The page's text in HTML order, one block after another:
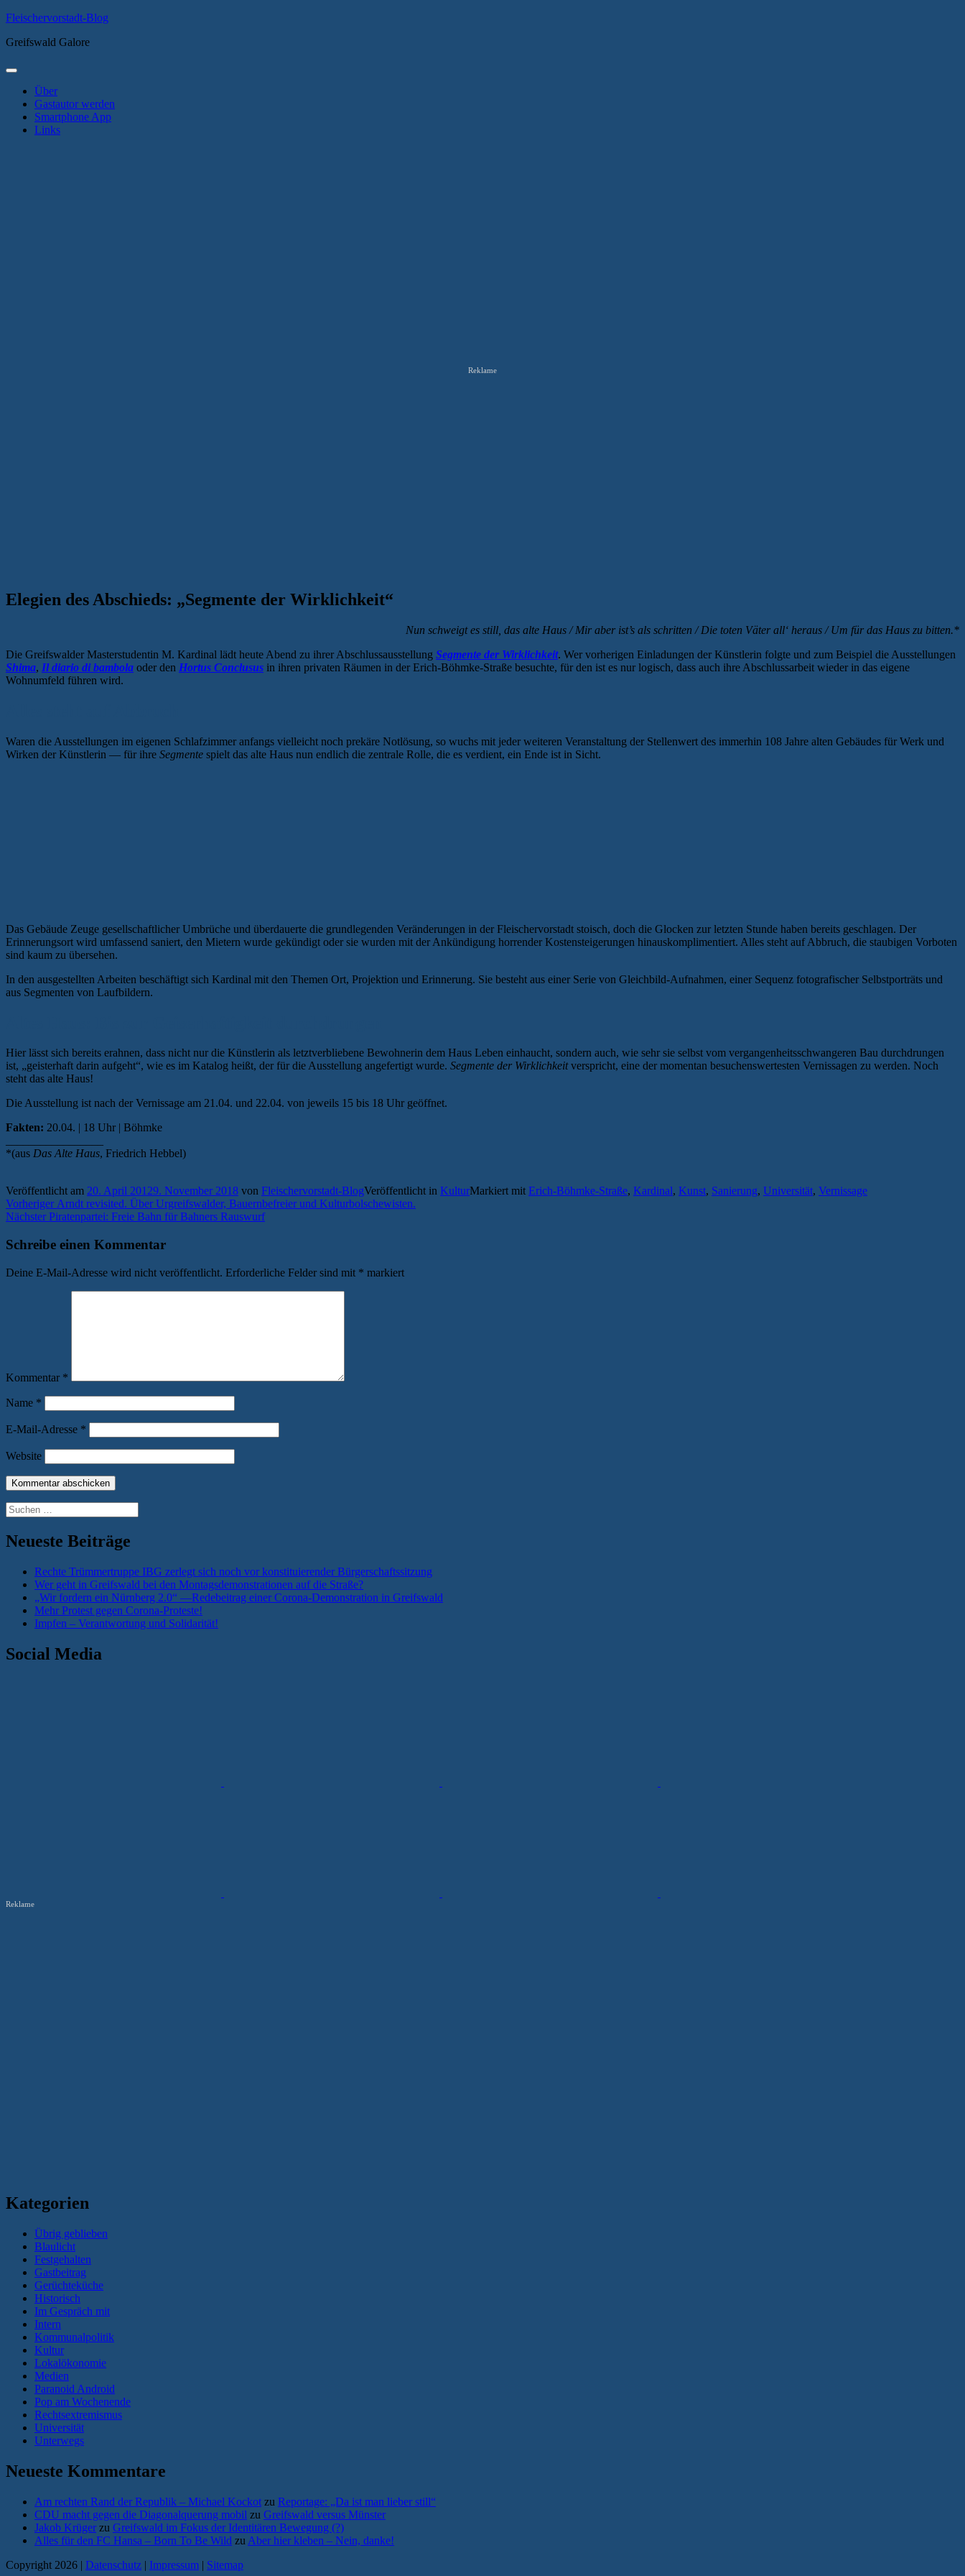
Zum
springen
Fleischervorstadt-Blog
Greifswald Galore
Primäres
Über
Gastautor werden
Smartphone App
Links
Reklame
Elegien des Abschieds: „Segmente der Wirklichkeit“
Nun schweigt es still, das alte Haus / Mir aber ist’s als schritten / Die toten Väter all‘ heraus / Um für das Haus zu bitten.*
Die Greifswalder Masterstudentin M. Kardinal lädt heute Abend zu ihrer Abschlussausstellung Segmente der Wirklichkeit. Wer vorherigen Einladungen der Künstlerin folgte und zum Beispiel die Ausstellungen
Shima, Il diario di bambola oder den Hortus Conclusus in ihren privaten Räumen in der Erich-Böhmke-Straße besuchte, für den ist es nur logisch, dass auch ihre Abschlussarbeit wieder in das eigene
Wohnumfeld führen wird.
Waren die Ausstellungen im eigenen Schlafzimmer anfangs vielleicht noch prekäre Notlösung, so wuchs mit jeder weiteren Veranstaltung der Stellenwert des immerhin 108 Jahre alten Gebäudes für Werk und
Wirken der Künstlerin — für ihre Segmente spielt das alte Haus nun endlich die zentrale Rolle, die es verdient, ein Ende ist in Sicht.
Das Gebäude Zeuge gesellschaftlicher Umbrüche und überdauerte die grundlegenden Veränderungen in der Fleischervorstadt stoisch, doch die Glocken zur letzten Stunde haben bereits geschlagen. Der
Erinnerungsort wird umfassend saniert, den Mietern wurde gekündigt oder sie wurden mit der Ankündigung horrender Kostensteigerungen hinauskomplimentiert. Alles steht auf Abbruch, die staubigen Vorboten
sind kaum zu übersehen.
In den ausgestellten Arbeiten beschäftigt sich Kardinal mit den Themen Ort, Projektion und Erinnerung. Sie besteht aus einer Serie von Gleichbild-Aufnahmen, einer Sequenz fotografischer Selbstporträts und
aus Segmenten von Laufbildern.
Hier lässt sich bereits erahnen, dass nicht nur die Künstlerin als letztverbliebene Bewohnerin dem Haus Leben einhaucht, sondern auch, wie sehr sie selbst vom vergangenheitsschwangeren Bau durchdrungen
ist, „geisterhaft darin aufgeht“, wie es im Katalog heißt, der für die Ausstellung angefertigt wurde. Segmente der Wirklichkeitverspricht, eine der momentan besuchenswertesten Vernissagen zu werden. Noch
steht das alte Haus!
Die Ausstellung ist nach der Vernissage am 21.04. und 22.04. von jeweils 15 bis 18 Uhr geöffnet.
Fakten: 20.04. | 18 Uhr | Böhmke
*(aus Das Alte Haus, Friedrich Hebbel)
Veröffentlicht am 20. April 20129. November 2018 von Fleischervorstadt-BlogVeröffentlicht in KulturMarkiert mit Erich-Böhmke-Straße, Kardinal, Kunst, Sanierung, Universität, Vernissage
Beitragsnavigation
Vorheriger Vorheriger
Beitrag:
Arndt revisited. Über Urgreifswalder, Bauernbefreier und Kulturbolschewisten.
Nächster Nächster
Piratenpartei: Freie Bahn für Bahners Rauswurf
Schreibe einen Kommentar
Deine E-Mail-Adresse wird nicht veröffentlicht. Erforderliche Felder sind mit * markiert
Kommentar *
Name *
E-Mail-Adresse *
Website
Suchen
nach:
Neueste Beiträge
Rechte Trümmertruppe IBG zerlegt sich noch vor konstituierender Bürgerschaftssitzung
Wer geht in Greifswald bei den Montagsdemonstrationen auf die Straße?
„Wir fordern ein Nürnberg 2.0“ —Redebeitrag einer Corona-Demonstration in Greifswald
Mehr Protest gegen Corona-Proteste!
Impfen – Verantwortung und Solidarität!
Social Media
Reklame
Kategorien
Übrig geblieben
Blaulicht
Festgehalten
Gastbeitrag
Gerüchteküche
Historisch
Im Gespräch mit
Intern
Kommunalpolitik
Kultur
Lokalökonomie
Medien
Paranoid Android
Pop am Wochenende
Rechtsextremismus
Universität
Unterwegs
Neueste Kommentare
Am rechten Rand der Republik – Michael Kockot zu Reportage: „Da ist man lieber still“
CDU macht gegen die Diagonalquerung mobil zu Greifswald versus Münster
Jakob Krüger zu Greifswald im Fokus der Identitären Bewegung (?)
Alles für den FC Hansa – Born To Be Wild zu Aber hier kleben – Nein, danke!
Copyright 2026 | Datenschutz | Impressum | Sitemap